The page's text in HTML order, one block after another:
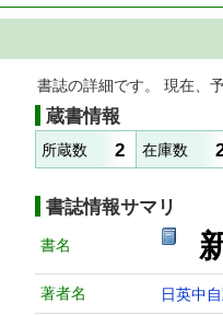
書誌の詳細です。 現在、
蔵書情報
所蔵数 2 在庫数
書誌情報サマリ
書名
著者名 日英中